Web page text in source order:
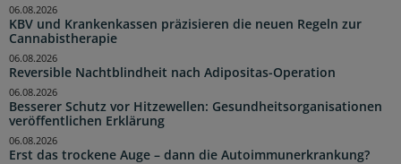
KBV und Krankenkassen präzisieren die neuen Regeln zur
Cannabistherapie
06.08.2026
Reversible Nachtblindheit nach Adipositas-Operation
06.08.2026
Besserer Schutz vor Hitzewellen: Gesundheitsorganisationen
veröffentlichen Erklärung
06.08.2026
Erst das trockene Auge – dann die Autoimmunerkrankung?
06.08.2026